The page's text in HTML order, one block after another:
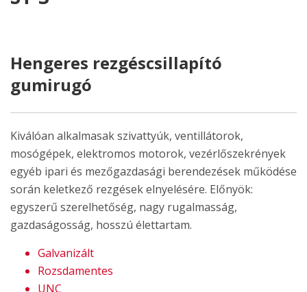
Hengeres rezgéscsillapító
gumirugó
Kiválóan alkalmasak szivattyúk, ventillátorok,
mosógépek, elektromos motorok, vezérlőszekrények
egyéb ipari és mezőgazdasági berendezések működése
során keletkező rezgések elnyelésére. Előnyök:
egyszerű szerelhetőség, nagy rugalmasság,
gazdaságosság, hosszú élettartam.
Galvanizált
Rozsdamentes
UNC